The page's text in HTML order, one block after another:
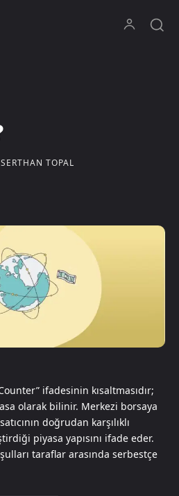
SERTHAN TOPAL
ifadesinin kısaltmasıdır;
olarak bilinir. Merkezi borsaya
doğrudan karşılıklı
piyasa yapısını ifade eder.
taraflar arasında serbestçe